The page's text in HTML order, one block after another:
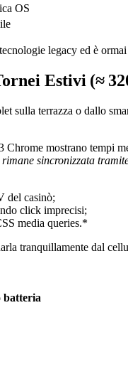
OS
legacy ed è
Estivi (≈
sulla terrazza o dallo
mostrano tempi
sincronizzata
del casinò;
click imprecisi;
media queries.*
tranquillamente dal
batteria